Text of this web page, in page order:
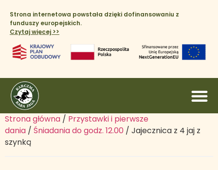
Strona internetowa powstała dzięki dofinansowaniu z
funduszy europejskich.
Czytaj więcej >>​
Strona główna / Przystawki i pierwsze
dania / Śniadania do godz. 12.00 / Jajecznica z 4 jaj z
szynką